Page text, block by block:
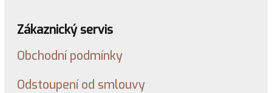
Zákaznický servis
Obchodní podmínky
Odstoupení od smlouvy